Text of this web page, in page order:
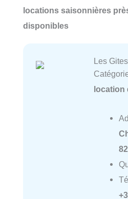
locations saisonnières
disponibles
Les Gites
location